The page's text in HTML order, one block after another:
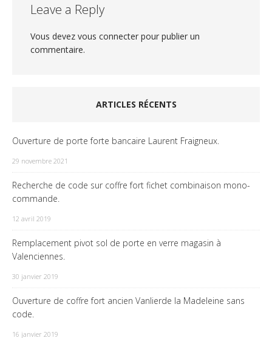
Leave a Reply
Vous devez vous connecter pour publier un
commentaire.
ARTICLES RÉCENTS
Ouverture de porte forte bancaire Laurent Fraigneux.
29 novembre 2021
Recherche de code sur coffre fort fichet combinaison mono-
commande.
12 avril 2019
Remplacement pivot sol de porte en verre magasin à
Valenciennes.
30 janvier 2019
Ouverture de coffre fort ancien Vanlierde la Madeleine sans
code.
16 janvier 2019